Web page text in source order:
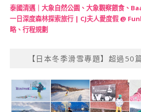
泰國清邁｜大象自然公園、大象觀察餵食、
一日深度森林探索旅行 | CJ夫人愛度假 @
略、行程規劃
【日本冬季滑雪專題】超過50